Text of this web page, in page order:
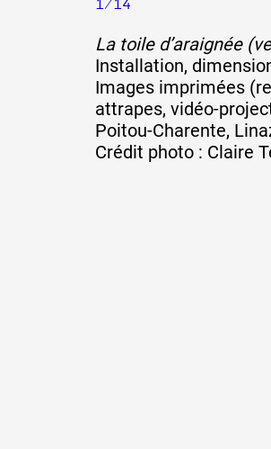
1% œuvres
Réseau
1/14
La toile d’araignée
Installation,
Images imprimées
attrapes, vidéo-
Poitou-Charente,
Crédit photo : Claire